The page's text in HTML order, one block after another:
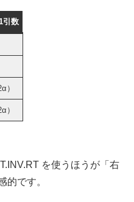
引数
）
）
を使うほうが「右
的です。